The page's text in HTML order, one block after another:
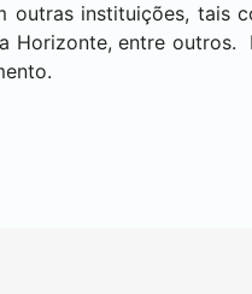
instituições, tais
Horizonte, entre